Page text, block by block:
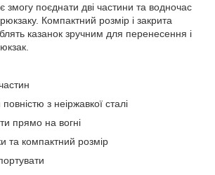
змогу поєднати дві частини та водночас
Компактний розмір і закрита
казанок зручним для перенесення і
з неіржавкої сталі
прямо на вогні
та компактний розмір